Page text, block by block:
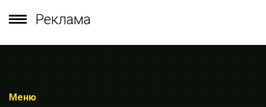
Реклама
Меню